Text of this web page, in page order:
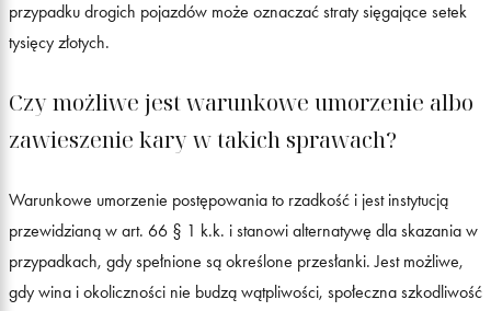
przypadku drogich pojazdów może oznaczać straty sięgające setek
tysięcy złotych.
Czy możliwe jest warunkowe umorzenie albo
zawieszenie kary w takich sprawach?
Warunkowe umorzenie postępowania to rzadkość i jest instytucją
przewidzianą w art. 66 § 1 k.k. i stanowi alternatywę dla skazania w
przypadkach, gdy spełnione są określone przesłanki. Jest możliwe,
gdy wina i okoliczności nie budzą wątpliwości, społeczna szkodliwość